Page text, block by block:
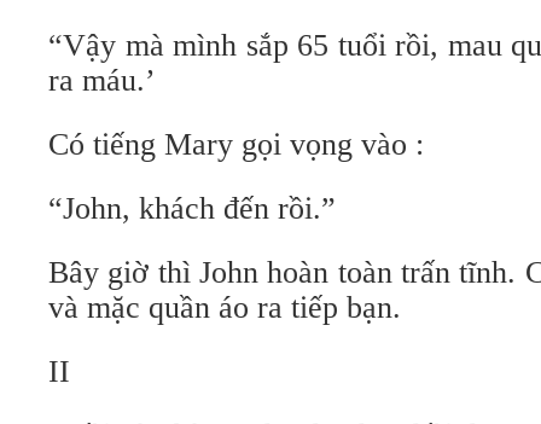
“Vậy mà mình sắp 65 tuổi rồi, mau
ra máu.’
Có tiếng Mary gọi vọng vào :
“John, khách đến rồi.”
Bây giờ thì John hoàn toàn trấn tĩnh.
và mặc quần áo ra tiếp bạn.
II